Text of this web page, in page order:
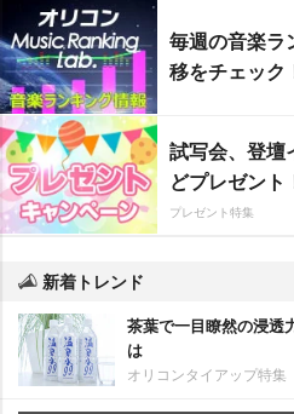
毎週の音楽ラ
移をチェック
試写会、登壇
どプレゼント
プレゼント特集
新着トレンド
茶葉で一目瞭然の浸透
は
オリコンタイアップ特集